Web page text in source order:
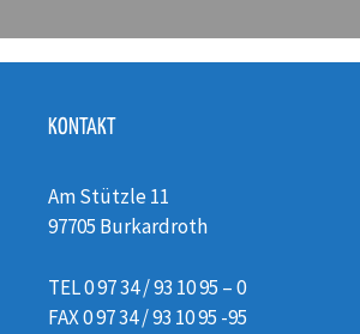
KONTAKT
Am Stützle 11
97705 Burkardroth
TEL 0 97 34 / 93 10 95 – 0
FAX 0 97 34 / 93 10 95 -95